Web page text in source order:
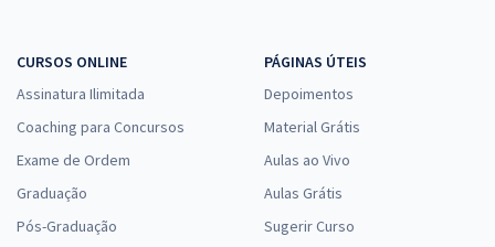
CURSOS ONLINE
Assinatura Ilimitada
Coaching para Concursos
Exame de Ordem
Graduação
Pós-Graduação
PÁGINAS ÚTEIS
Depoimentos
Material Grátis
Aulas ao Vivo
Aulas Grátis
Sugerir Curso